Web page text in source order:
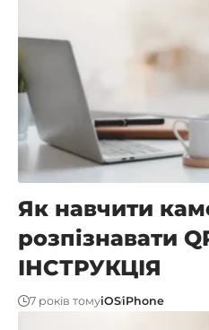
Як навчити
розпізнавати
ІНСТРУКЦІЯ
7 років томуiOSiPhone